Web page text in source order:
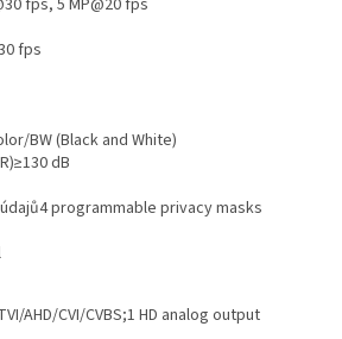
fps, 5 MP@20 fps
fps
BW (Black and White)
≥130 dB
4 programmable privacy masks
AHD/CVI/CVBS;1 HD analog output